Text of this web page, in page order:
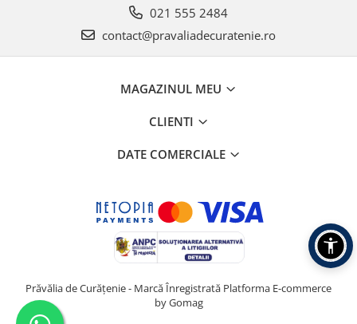
021 555 2484
contact@pravaliadecuratenie.ro
MAGAZINUL MEU
CLIENTI
DATE COMERCIALE
Prăvălia de Curățenie - Marcă Înregistrată Platforma E-commerce
by Gomag